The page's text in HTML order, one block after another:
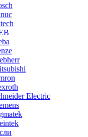
Electric